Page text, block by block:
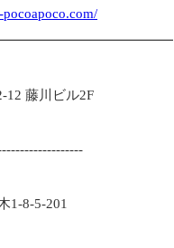
12 藤川ビル2F
1-8-5-201